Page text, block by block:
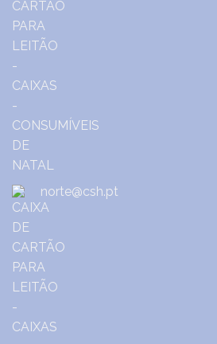
norte@csh.pt